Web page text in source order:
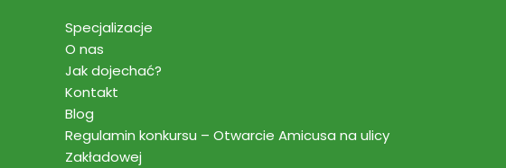
Specjalizacje
O nas
Jak dojechać?
Kontakt
Blog
Regulamin konkursu – Otwarcie Amicusa na ulicy
Zakładowej